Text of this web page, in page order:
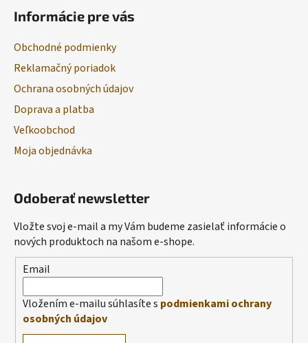
Informácie pre vás
Obchodné podmienky
Reklamačný poriadok
Ochrana osobných údajov
Doprava a platba
Veľkoobchod
Moja objednávka
Odoberať newsletter
Vložte svoj e-mail a my Vám budeme zasielať informácie o
nových produktoch na našom e-shope.
Email
Vložením e-mailu súhlasíte s podmienkami ochrany
osobných údajov